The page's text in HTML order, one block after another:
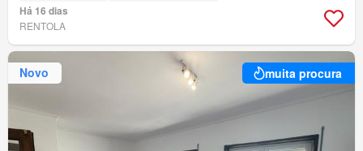
Há 16 dias
RENTOLA
Novo muita procura